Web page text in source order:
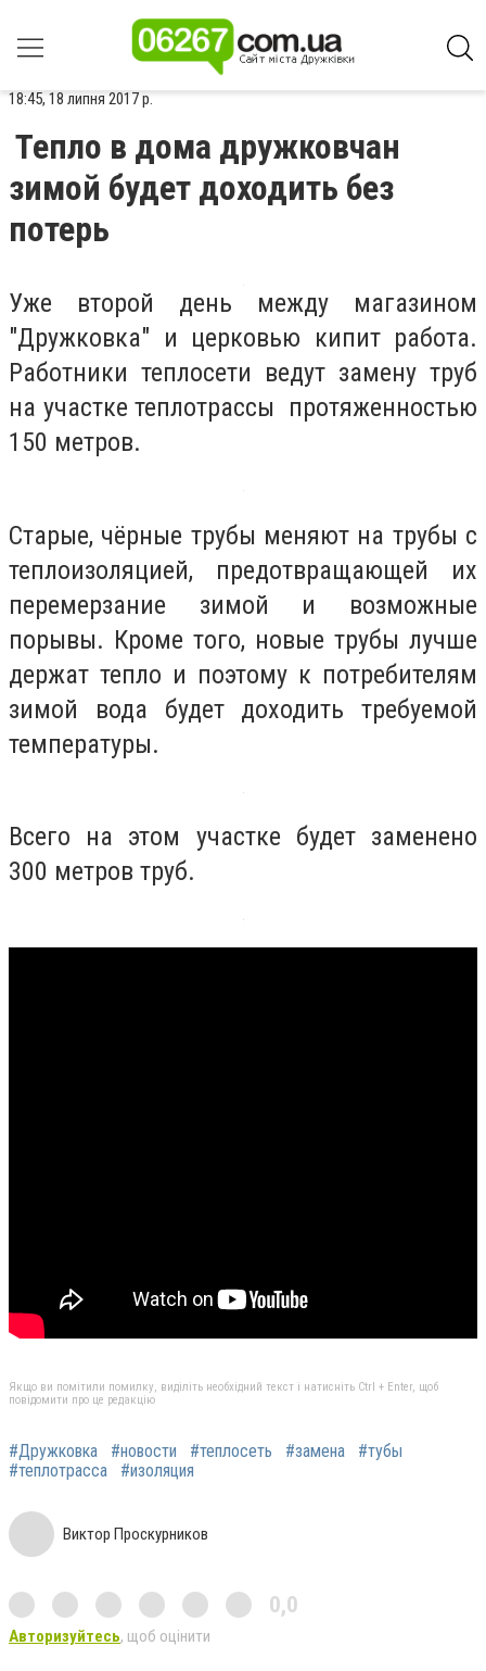
18:45, 18 липня 2017 р.
Тепло в дома дружковчан
зимой будет доходить без
потерь
Уже второй день между магазином
"Дружковка" и церковью кипит работа.
Работники теплосети ведут замену труб
на участке теплотрассы протяженностью
150 метров.
Старые, чёрные трубы меняют на трубы с
теплоизоляцией, предотвращающей их
перемерзание зимой и возможные
порывы. Кроме того, новые трубы лучше
держат тепло и поэтому к потребителям
зимой вода будет доходить требуемой
температуры.
Всего на этом участке будет заменено
300 метров труб.
Якщо ви помітили помилку, виділіть необхідний текст і натисніть Ctrl + Enter, щоб
повідомити про це редакцію
#Дружковка #новости #теплосеть #замена
#тубы
#теплотрасса
#изоляция
Виктор Проскурников
0,0
Авторизуйтесь, щоб оцінити